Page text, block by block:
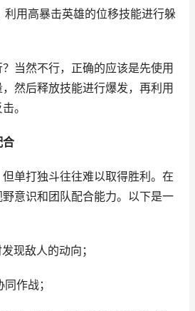
用高暴击英雄的位移技能进行躲
当然不行，正确的应该是先使用
然后释放技能进行爆发，再利用
。
合
单打独斗往往难以取得胜利。在
意识和团队配合能力。以下是一
现敌人的动向；
作战；